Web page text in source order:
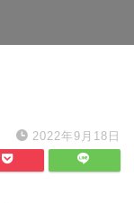
2022年9月18日